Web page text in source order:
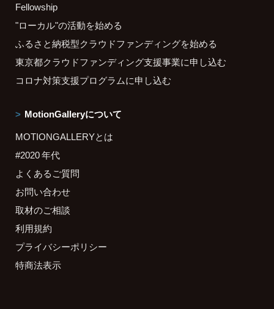
Fellowship
"ローカル"の活動を始める
ふるさと納税型クラウドファンディングを始める
東京都クラウドファンディング支援事業に申し込む
コロナ対策支援プログラムに申し込む
MotionGalleryについて
MOTIONGALLERYとは
#2020 年代
よくあるご質問
お問い合わせ
取材のご相談
利用規約
プライバシーポリシー
特商法表示